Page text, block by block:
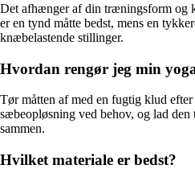
Det afhænger af din træningsform og
er en tynd måtte bedst, mens en
knæbelastende stillinger.
Hvordan rengør jeg min
Tør måtten af med en fugtig klud
sæbeopløsning ved behov, og lad
sammen.
Hvilket materiale er bedst?